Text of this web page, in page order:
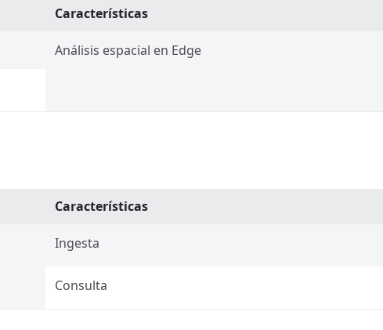
Características
Análisis espacial en Edge
Características
Ingesta
Consulta